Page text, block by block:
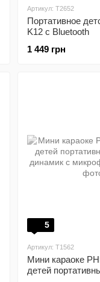
Артикул: T2652
Портативное
K12 с Bluetooth
1 449 грн
5
Артикул: T1562
Мини караоке
детей